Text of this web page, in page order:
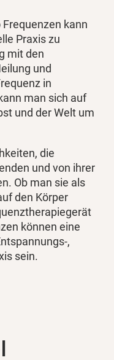
kann
Praxis zu
mit den
und
in
man sich auf
und der Welt um
die
und von ihrer
Ob man sie als
den Körper
können eine
,
sein.